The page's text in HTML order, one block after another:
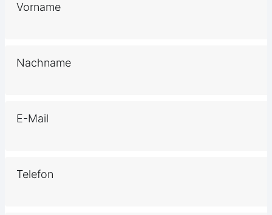
Vorname
Nachname
E-Mail
Telefon